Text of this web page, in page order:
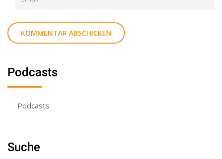
Podcasts
Podcasts
Suche